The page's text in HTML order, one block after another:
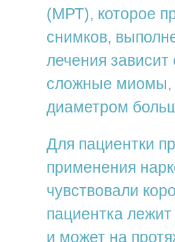
(МРТ), которое
снимков,
лечения
сложные миомы,
диаметром
Для пациентки
применения
чувствовали
пациентка
и может на